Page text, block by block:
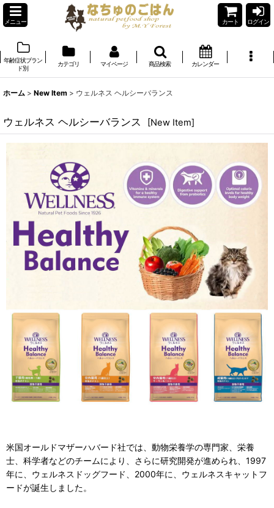
メニュー カート ログイン
年齢症状ブラン
ド別
カテゴリ マイページ 商品検索 カレンダー
ホーム > New Item > ウェルネス ヘルシーバランス
ウェルネス ヘルシーバランス [New Item]
米国オールドマザーハバード社では、動物栄養学の専門家、栄養
士、科学者などのチームにより、さらに研究開発が進められ、1997
年に、ウェルネスドッグフード、2000年に、ウェルネスキャットフ
ードが誕生しました。